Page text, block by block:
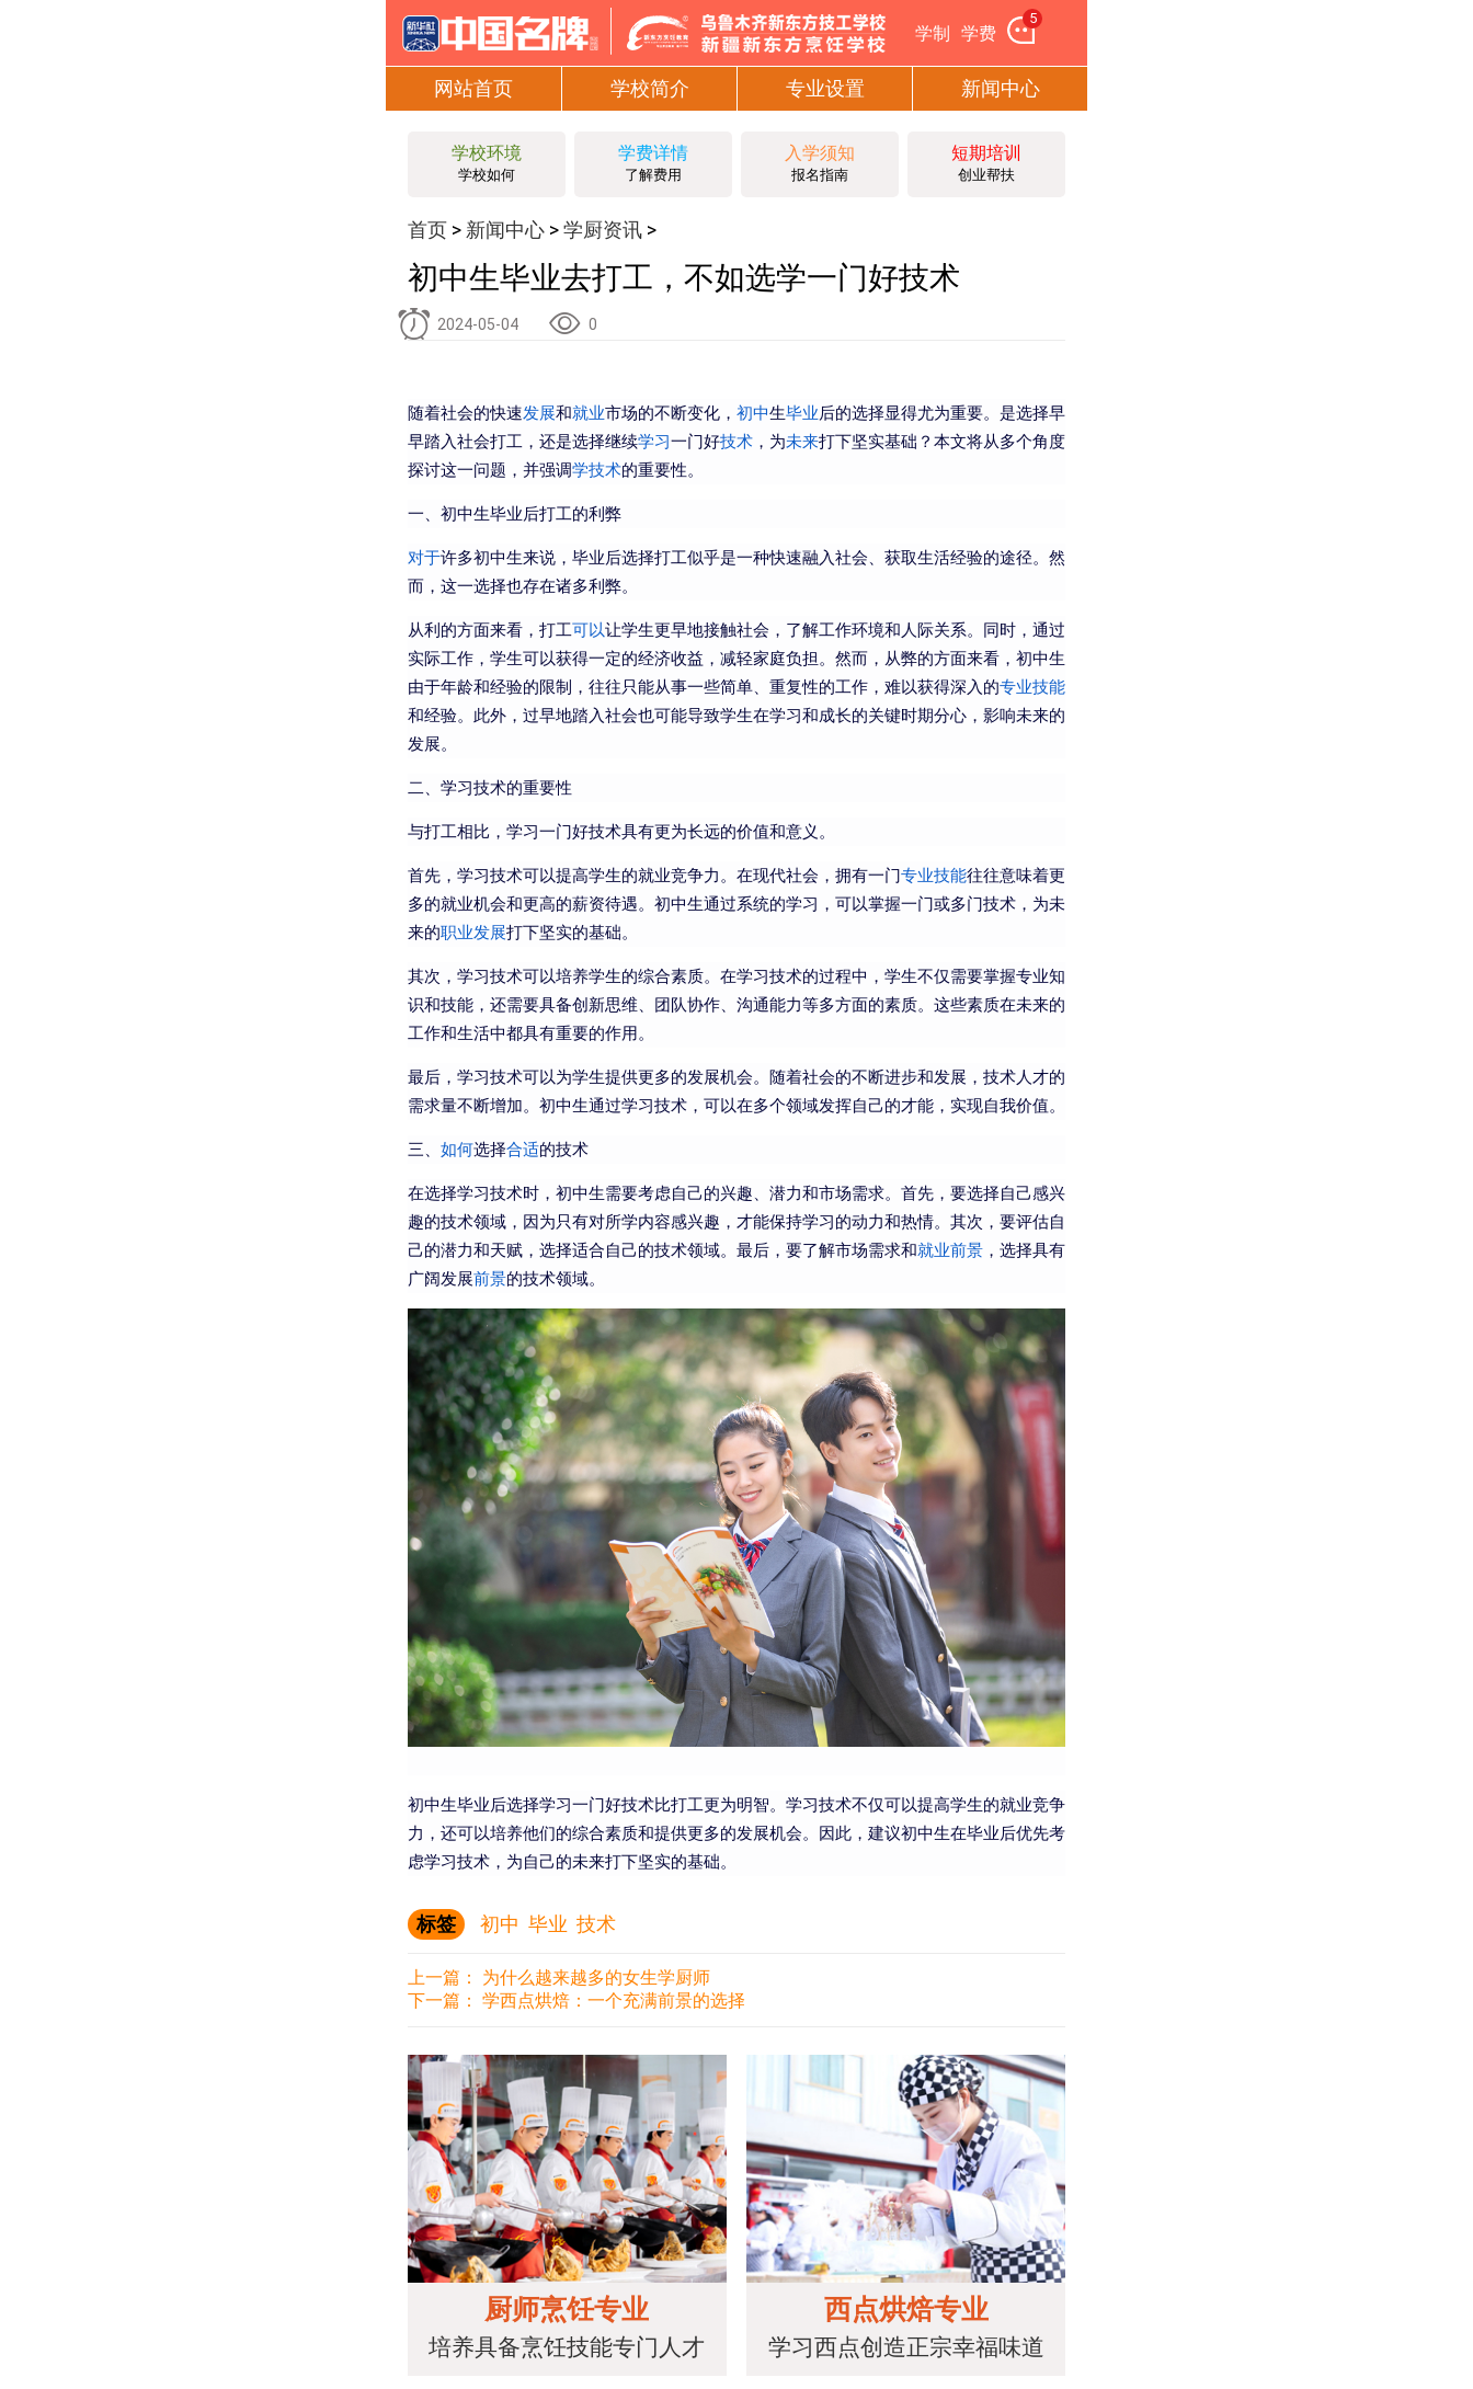
学制 学费
5
网站首页 学校简介 专业设置 新闻中心
学校环境
学校如何
学费详情
了解费用
入学须知
报名指南
短期培训
创业帮扶
首页> 新闻中心> 学厨资讯>
初中生毕业去打工，不如选学一门好技术
2024-05-04 0
随着社会的快速发展和就业市场的不断变化，初中生毕业后的选择显得尤为重要。是选择早
早踏入社会打工，还是选择继续学习一门好技术 ，为未来打下坚实基础？本文将从多个角度
探讨这一问题，并强调学技术的重要性。
一、初中生毕业后打工的利弊
对于许多初中生来说，毕业后选择打工似乎是一种快速融入社会、获取生活经验的途径。然
而，这一选择也存在诸多利弊。
从利的方面来看，打工可以让学生更早地接触社会，了解工作环境和人际关系。同时，通过
实际工作，学生可以获得一定的经济收益，减轻家庭负担。然而，从弊的方面来看，初中生
由于年龄和经验的限制，往往只能从事一些简单、重复性的工作，难以获得深入的专业技能
和经验。此外，过早地踏入社会也可能导致学生在学习和成长的关键时期分心，影响未来的
发展。
二、学习技术的重要性
与打工相比，学习一门好技术具有更为长远的价值和意义。
首先，学习技术可以提高学生的就业竞争力。在现代社会，拥有一门专业技能往往意味着更
多的就业机会和更高的薪资待遇。初中生通过系统的学习，可以掌握一门或多门技术，为未
来的职业发展打下坚实的基础。
其次，学习技术可以培养学生的综合素质。在学习技术的过程中，学生不仅需要掌握专业知
识和技能，还需要具备创新思维、团队协作、沟通能力等多方面的素质。这些素质在未来的
工作和生活中都具有重要的作用。
最后，学习技术可以为学生提供更多的发展机会。随着社会的不断进步和发展，技术人才的
需求量不断增加。初中生通过学习技术，可以在多个领域发挥自己的才能，实现自我价值。
三、 如何选择合适的技术
在选择学习技术时，初中生需要考虑自己的兴趣、潜力和市场需求。首先，要选择自己感兴
趣的技术领域，因为只有对所学内容感兴趣，才能保持学习的动力和热情。其次，要评估自
己的潜力和天赋，选择适合自己的技术领域。最后，要了解市场需求和就业前景 ，选择具有
广阔发展前景的技术领域。
初中生毕业后选择学习一门好技术比打工更为明智。学习技术不仅可以提高学生的就业竞争
力，还可以培养他们的综合素质和提供更多的发展机会。因此，建议初中生在毕业后优先考
虑学习技术，为自己的未来打下坚实的基础。
标签 初中 毕业 技术
上一篇： 为什么越来越多的女生学厨师
下一篇： 学西点烘焙：一个充满前景的选择
厨师烹饪专业
培养具备烹饪技能专门人才
西点烘焙专业
学习西点创造正宗幸福味道